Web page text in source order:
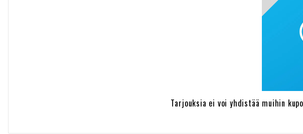
Tarjouksia ei voi yhdistää muihin